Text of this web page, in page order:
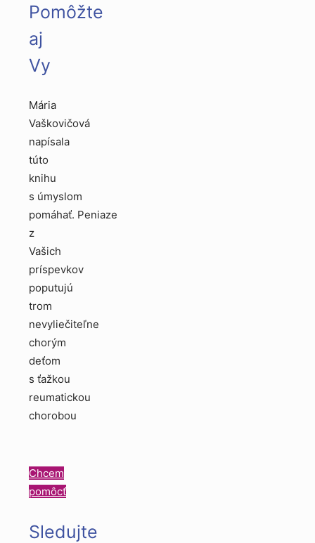
Pomôžte
aj
Vy
Mária
Vaškovičová
napísala
túto
knihu
s úmyslom
pomáhať. Peniaze
z
Vašich
príspevkov
poputujú
trom
nevyliečiteľne
chorým
deťom
s ťažkou
reumatickou
chorobou
Chcem
pomôcť
Sledujte